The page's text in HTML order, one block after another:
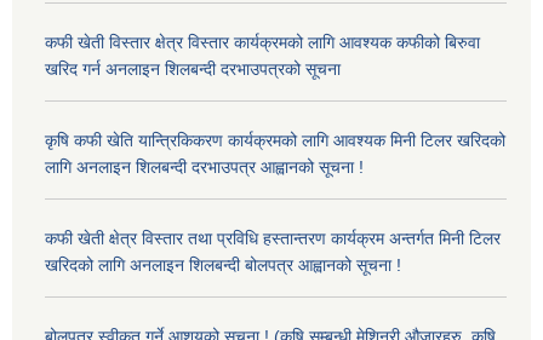
कफी खेती विस्तार क्षेत्र विस्तार कार्यक्रमको लागि आवश्यक कफीको बिरुवा
खरिद गर्न अनलाइन शिलबन्दी दरभाउपत्रको सूचना
कृषि कफी खेति यान्त्रिकिकरण कार्यक्रमको लागि आवश्यक मिनी टिलर खरिदको
लागि अनलाइन शिलबन्दी दरभाउपत्र आह्वानको सूचना !
कफी खेती क्षेत्र विस्तार तथा प्रविधि हस्तान्तरण कार्यक्रम अन्तर्गत मिनी टिलर
खरिदको लागि अनलाइन शिलबन्दी बोलपत्र आह्वानको सूचना !
बोलपत्र स्वीकृत गर्ने आशयको सूचना ! (कृषि सम्बन्धी मेशिनरी औजारहरु, कृषि